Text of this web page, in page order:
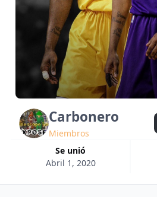
Carbonero
Miembros
Se unió
Abril 1, 2020